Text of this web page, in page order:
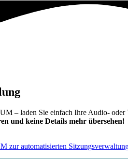
– laden Sie einfach Ihre Audio- oder
und keine Details mehr übersehen!